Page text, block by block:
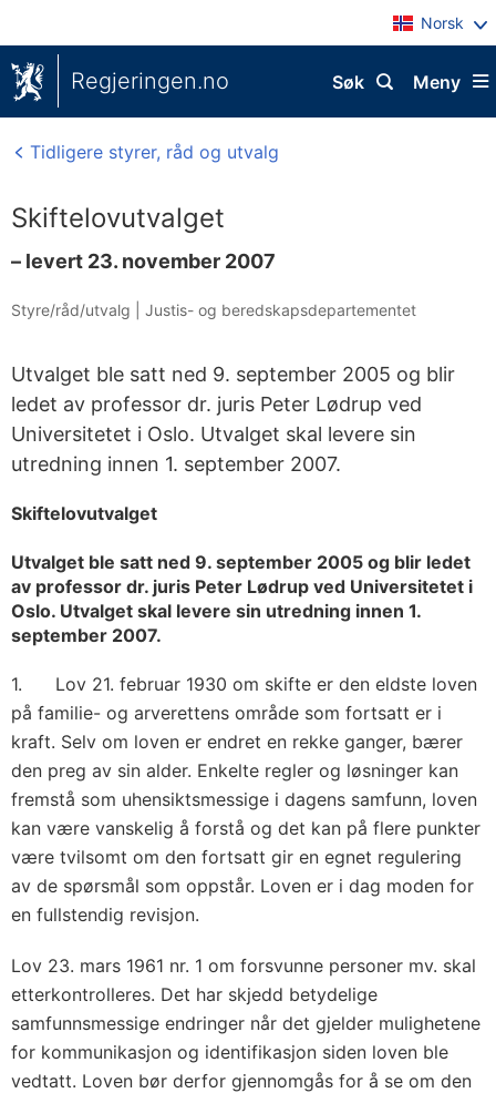
Norsk
Regjeringen.no Meny
Søk
Tidligere styrer, råd og utvalg
Skiftelovutvalget
– levert 23. november 2007
Styre/råd/utvalg Justis- og beredskapsdepartementet
Utvalget ble satt ned 9. september 2005 og blir
ledet av professor dr. juris Peter Lødrup ved
Universitetet i Oslo. Utvalget skal levere sin
utredning innen 1. september 2007.
Skiftelovutvalget
Utvalget ble satt ned 9. september 2005 og blir ledet
av professor dr. juris Peter Lødrup ved Universitetet i
Oslo. Utvalget skal levere sin utredning innen 1.
september 2007.
1. Lov 21. februar 1930 om skifte er den eldste loven
på familie- og arverettens område som fortsatt er i
kraft. Selv om loven er endret en rekke ganger, bærer
den preg av sin alder. Enkelte regler og løsninger kan
fremstå som uhensiktsmessige i dagens samfunn, loven
kan være vanskelig å forstå og det kan på flere punkter
være tvilsomt om den fortsatt gir en egnet regulering
av de spørsmål som oppstår. Loven er i dag moden for
en fullstendig revisjon.
Lov 23. mars 1961 nr. 1 om forsvunne personer mv. skal
etterkontrolleres. Det har skjedd betydelige
samfunnsmessige endringer når det gjelder mulighetene
for kommunikasjon og identifikasjon siden loven ble
vedtatt. Loven bør derfor gjennomgås for å se om den